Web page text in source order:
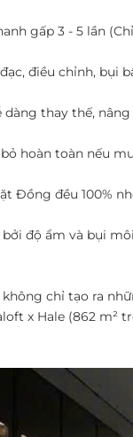
gấp 3 - 5 lần
điều chỉnh, bụi
dàng thay thế,
hoàn toàn nếu
Đồng đều 100%
độ ẩm và bụi
chỉ tạo ra
x Hale (862 m²